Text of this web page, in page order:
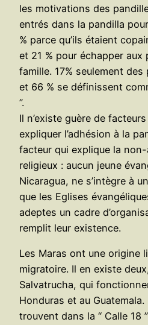
les motivations des
entrés dans la pandilla
% parce qu’ils étaient
et 21 % pour échapper aux
famille. 17% seulement
et 66 % se définissent
”.
Il n’existe guère de
expliquer l’adhésion à la
facteur qui explique la
religieux : aucun jeune
Nicaragua, ne s’intègre à
que les Eglises
adeptes un cadre
remplit leur existence.
Les Maras ont une origine
migratoire. Il en existe
Salvatrucha, qui
Honduras et au
trouvent dans la “ Calle 18